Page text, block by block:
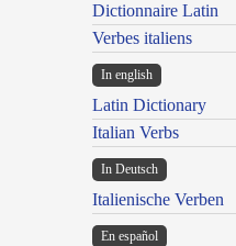
Dictionnaire Latin
Verbes italiens
In english
Latin Dictionary
Italian Verbs
In Deutsch
Italienische Verben
En español